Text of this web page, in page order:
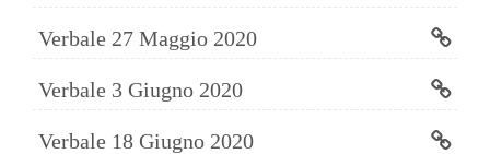
Verbale 27 Maggio 2020
Verbale 3 Giugno 2020
Verbale 18 Giugno 2020